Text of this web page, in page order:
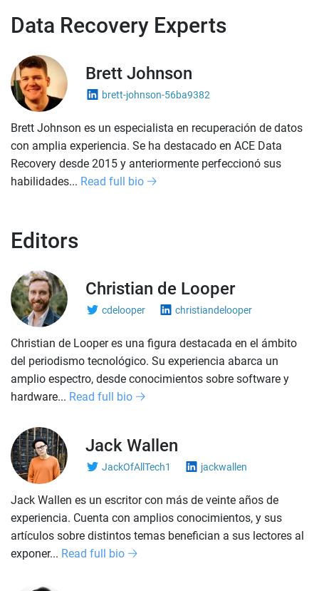
Data Recovery Experts
Brett Johnson
brett-johnson-56ba9382
Brett Johnson es un especialista en recuperación de datos
con amplia experiencia. Se ha destacado en ACE Data
Recovery desde 2015 y anteriormente perfeccionó sus
habilidades... Read full bio
Editors
Christian de Looper
cdelooper christiandelooper
Christian de Looper es una figura destacada en el ámbito
del periodismo tecnológico. Su experiencia abarca un
amplio espectro, desde conocimientos sobre software y
hardware... Read full bio
Jack Wallen
JackOfAllTech1 jackwallen
Jack Wallen es un escritor con más de veinte años de
experiencia. Cuenta con amplios conocimientos, y sus
artículos sobre distintos temas benefician a sus lectores al
exponer... Read full bio